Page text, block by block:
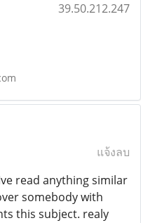
39.50.212.247
แจ้งลบ
read anything similar
somebody with
this subject. realy